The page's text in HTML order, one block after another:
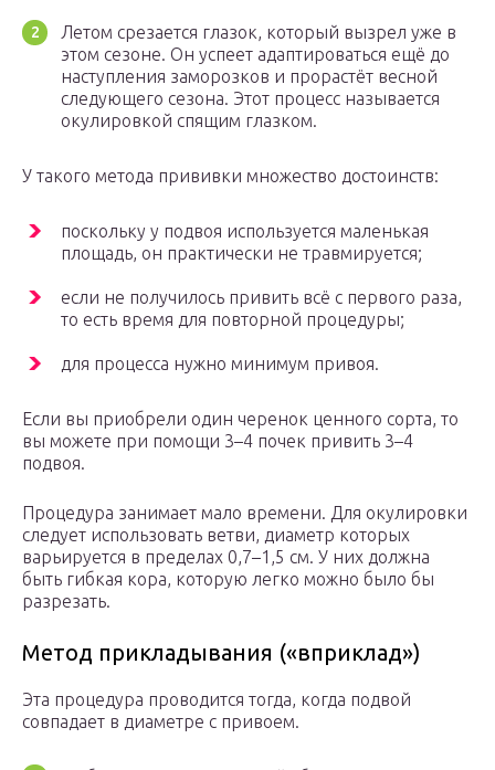
Летом срезается глазок, который вызрел уже в
этом сезоне. Он успеет адаптироваться ещё до
наступления заморозков и прорастёт весной
следующего сезона. Этот процесс называется
окулировкой спящим глазком.
У такого метода прививки множество достоинств:
поскольку у подвоя используется маленькая
площадь, он практически не травмируется;
если не получилось привить всё с первого раза,
то есть время для повторной процедуры;
для процесса нужно минимум привоя.
Если вы приобрели один черенок ценного сорта, то
вы можете при помощи 3–4 почек привить 3–4
подвоя.
Процедура занимает мало времени. Для окулировки
следует использовать ветви, диаметр которых
варьируется в пределах 0,7–1,5 см. У них должна
быть гибкая кора, которую легко можно было бы
разрезать.
Метод прикладывания («вприклад»)
Эта процедура проводится тогда, когда подвой
совпадает в диаметре с привоем.